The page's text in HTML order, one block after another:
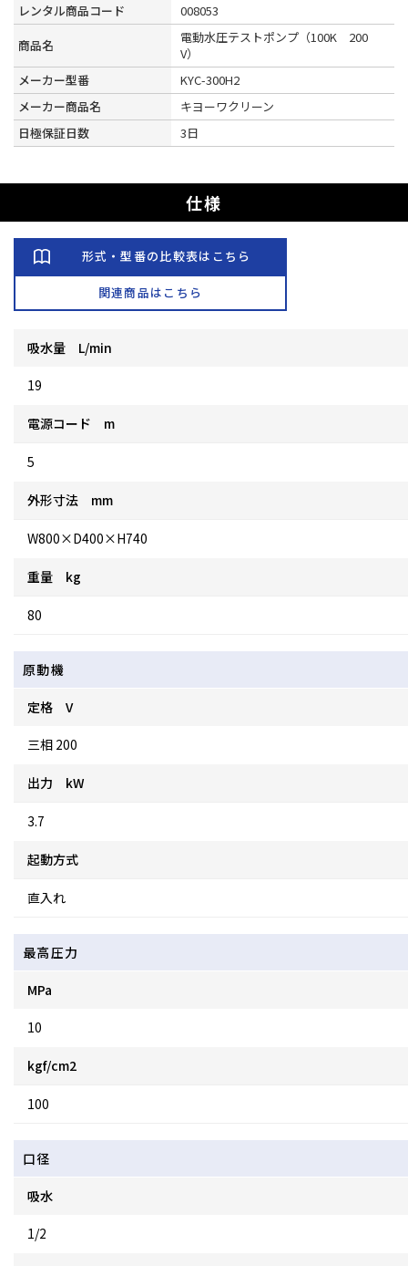
レンタル商品コード
008053
商品名
電動水圧テストポンプ（100K 200
V）
メーカー型番
KYC-300H2
メーカー商品名
キヨーワクリーン
日極保証日数
3日
仕様
形式・型番の比較表はこちら
関連商品はこちら
吸水量 L/min
19
電源コード m
5
外形寸法 mm
W800×D400×H740
重量 kg
80
原動機
定格 V
三相 200
出力 kW
3.7
起動方式
直入れ
最高圧力
MPa
10
kgf/cm2
100
口径
吸水
1/2